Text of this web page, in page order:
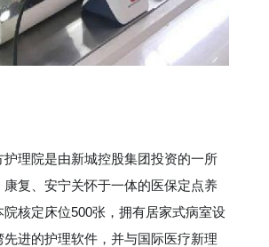
护理院是由新城控股集团投资的一所
复、安宁关怀于一体的医保定点养
核定床位500张，拥有居家式病室设
进的护理软件，并与国际医疗新理